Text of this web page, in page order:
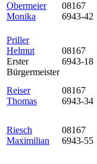
Obermeier
Monika
08167
6943-42
Priller
Helmut
Erster
Bürgermeister
08167
6943-18
Reiser
Thomas
08167
6943-34
Riesch
Maximilian
08167
6943-55